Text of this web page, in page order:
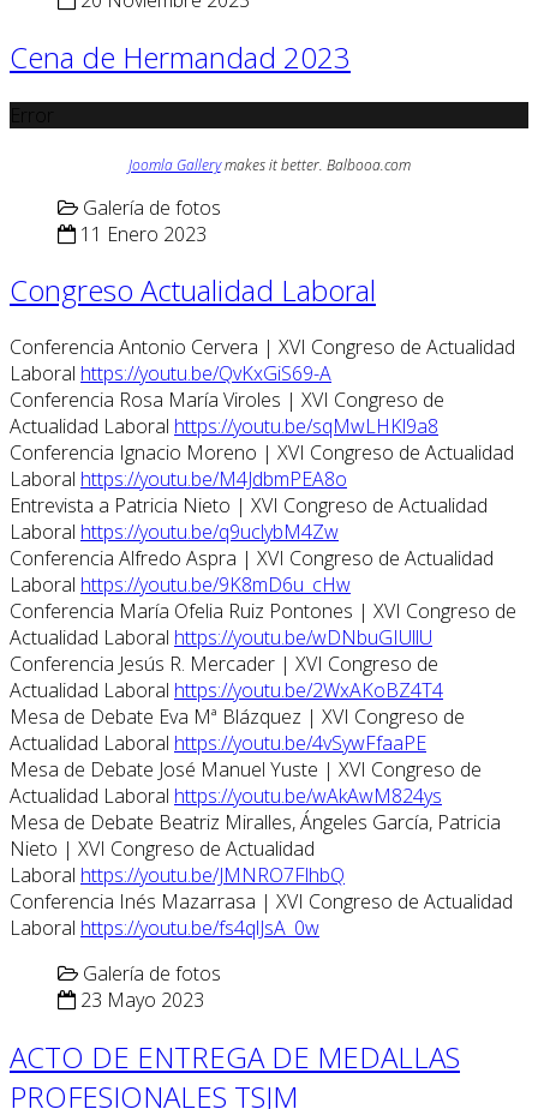
Cena de Hermandad 2023
Joomla Gallerymakes it better. Balbooa.com
Galería de fotos
11 Enero 2023
Congreso Actualidad Laboral
Conferencia Antonio Cervera | XVI Congreso de Actualidad
Laboral https://youtu.be/QvKxGiS69-A
Conferencia Rosa María Viroles | XVI Congreso de
Actualidad Laboral https://youtu.be/sqMwLHKl9a8
Conferencia Ignacio Moreno | XVI Congreso de Actualidad
Laboral https://youtu.be/M4JdbmPEA8o
Entrevista a Patricia Nieto | XVI Congreso de Actualidad
Laboral https://youtu.be/q9uclybM4Zw
Conferencia Alfredo Aspra | XVI Congreso de Actualidad
Laboral https://youtu.be/9K8mD6u_cHw
Conferencia María Ofelia Ruiz Pontones | XVI Congreso de
Actualidad Laboral https://youtu.be/wDNbuGIUllU
Conferencia Jesús R. Mercader | XVI Congreso de
Actualidad Laboral https://youtu.be/2WxAKoBZ4T4
Mesa de Debate Eva Mª Blázquez | XVI Congreso de
Actualidad Laboral https://youtu.be/4vSywFfaaPE
Mesa de Debate José Manuel Yuste | XVI Congreso de
Actualidad Laboral https://youtu.be/wAkAwM824ys
Mesa de Debate Beatriz Miralles, Ángeles García, Patricia
Nieto | XVI Congreso de Actualidad
Laboral https://youtu.be/JMNRO7FlhbQ
Conferencia Inés Mazarrasa | XVI Congreso de Actualidad
Laboral https://youtu.be/fs4qlJsA_0w
Galería de fotos
23 Mayo 2023
ACTO DE ENTREGA DE MEDALLAS
PROFESIONALES TSJM